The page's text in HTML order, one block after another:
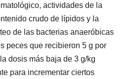
actividades de la
crudo de lípidos y la
de las bacterias anaeróbicas
peces que recibieron 5 g por
dosis más baja de 3 g/kg
para incrementar ciertos